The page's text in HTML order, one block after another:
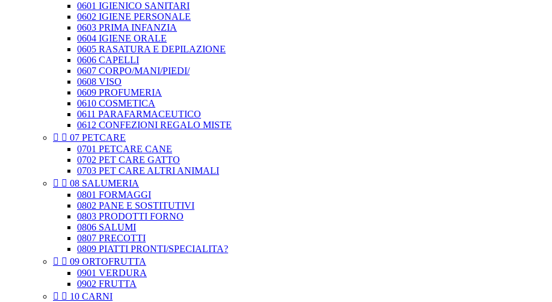
0601 IGIENICO SANITARI
0602 IGIENE PERSONALE
0603 PRIMA INFANZIA
0604 IGIENE ORALE
0605 RASATURA E DEPILAZIONE
0606 CAPELLI
0607 CORPO/MANI/PIEDI/
0608 VISO
0609 PROFUMERIA
0610 COSMETICA
0611 PARAFARMACEUTICO
0612 CONFEZIONI REGALO MISTE
  07 PETCARE
0701 PETCARE CANE
0702 PET CARE GATTO
0703 PET CARE ALTRI ANIMALI
  08 SALUMERIA
0801 FORMAGGI
0802 PANE E SOSTITUTIVI
0803 PRODOTTI FORNO
0806 SALUMI
0807 PRECOTTI
0809 PIATTI PRONTI/SPECIALITA?
  09 ORTOFRUTTA
0901 VERDURA
0902 FRUTTA
  10 CARNI